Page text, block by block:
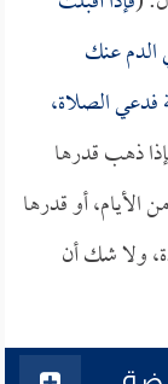
الدم عنك
فدعي الصلاة،
ذهب قدرها
أو قدرها
ولا شك أن